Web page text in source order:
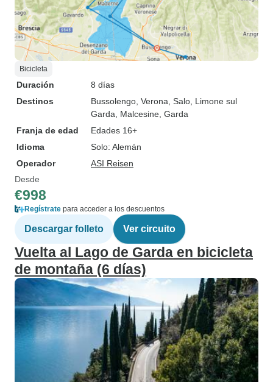
Bicicleta
Duración
8 días
Destinos
Bussolengo , Verona , Salo , Limone sul
Garda , Malcesine , Garda
Franja de edad
Edades 16+
Idioma
Solo: Alemán
Operador
ASI Reisen
Desde
€998
Regístrate para acceder a los descuentos
Descargar folleto Ver circuito
Vuelta al Lago de Garda en bicicleta
de montaña (6 días)